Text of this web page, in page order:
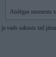
Atslēgas moments
ja vads sakusis tad